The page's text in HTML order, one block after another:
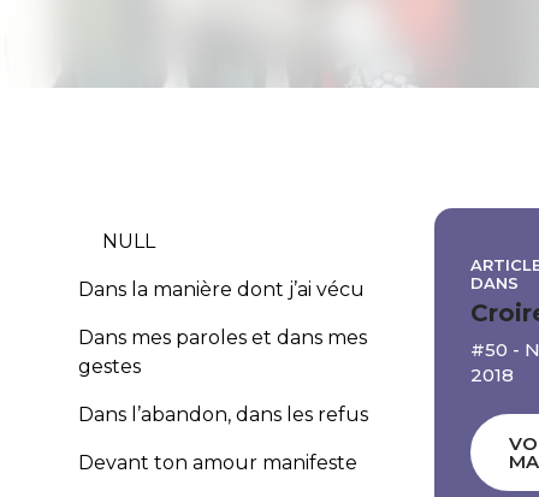
NULL
Dans la manière dont j’ai vécu
Dans mes paroles et dans mes
gestes
Dans l’abandon, dans les refus
Devant ton amour manifeste
DANS
#50 -
2018